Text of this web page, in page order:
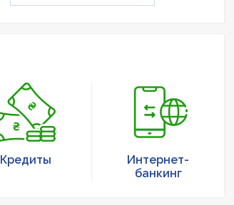
Кредиты
Интернет-
банкинг